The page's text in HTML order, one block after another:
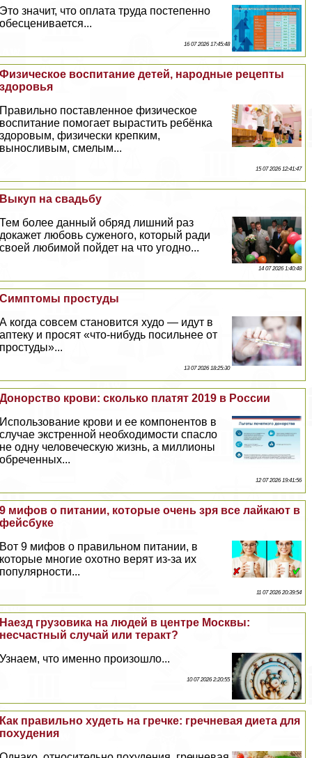
Это значит, что оплата труда постепенно
обесценивается...
16 07 2026 17:45:48
Физическое воспитание детей, народные рецепты
здоровья
Правильно поставленное физическое
воспитание помогает вырастить ребёнка
здоровым, физически крепким,
выносливым, смелым...
15 07 2026 12:41:47
Выкуп на свадьбу
Тем более данный обряд лишний раз
докажет любовь суженого, который ради
своей любимой пойдет на что угодно...
14 07 2026 1:40:48
Симптомы простуды
А когда совсем становится худо — идут в
аптеку и просят «что-нибудь посильнее от
простуды»...
13 07 2026 18:25:30
Донорство крови: сколько платят 2019 в России
Использование крови и ее компонентов в
случае экстренной необходимости спасло
не одну человеческую жизнь, а миллионы
обреченных...
12 07 2026 19:41:56
9 мифов о питании, которые очень зря все лайкают в
фейсбуке
Вот 9 мифов о правильном питании, в
которые многие охотно верят из-за их
популярности...
11 07 2026 20:39:54
Наезд грузовика на людей в центре Москвы:
несчастный случай или теpaкт?
Узнаем, что именно произошло...
10 07 2026 2:20:55
Как правильно худеть на гречке: гречневая диета для
похудения